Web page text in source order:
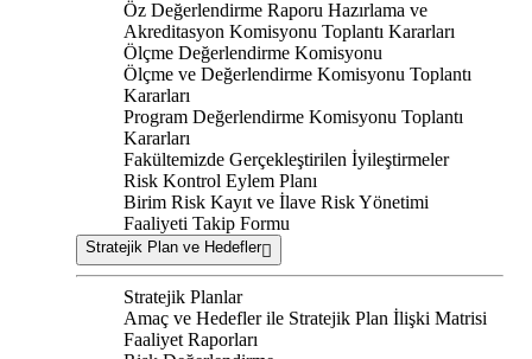
Öz Değerlendirme Raporu Hazırlama ve
Akreditasyon Komisyonu Toplantı Kararları
Ölçme Değerlendirme Komisyonu
Ölçme ve Değerlendirme Komisyonu Toplantı
Kararları
Program Değerlendirme Komisyonu Toplantı
Kararları
Fakültemizde Gerçekleştirilen İyileştirmeler
Risk Kontrol Eylem Planı
Birim Risk Kayıt ve İlave Risk Yönetimi
Faaliyeti Takip Formu
Stratejik Plan ve Hedefler
Stratejik Planlar
Amaç ve Hedefler ile Stratejik Plan İlişki Matrisi
Faaliyet Raporları